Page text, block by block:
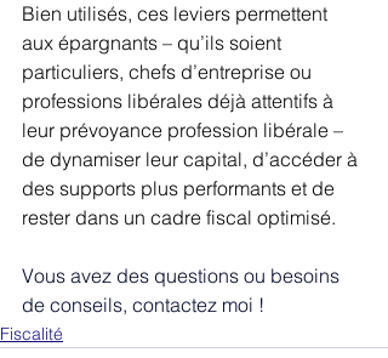
Bien utilisés, ces leviers permettent
aux épargnants – qu’ils soient
particuliers, chefs d’entreprise ou
professions libérales déjà attentifs à
leur prévoyance profession libérale –
de dynamiser leur capital, d’accéder à
des supports plus performants et de
rester dans un cadre fiscal optimisé.
Vous avez des questions ou besoins
de conseils, contactez moi !
Fiscalité